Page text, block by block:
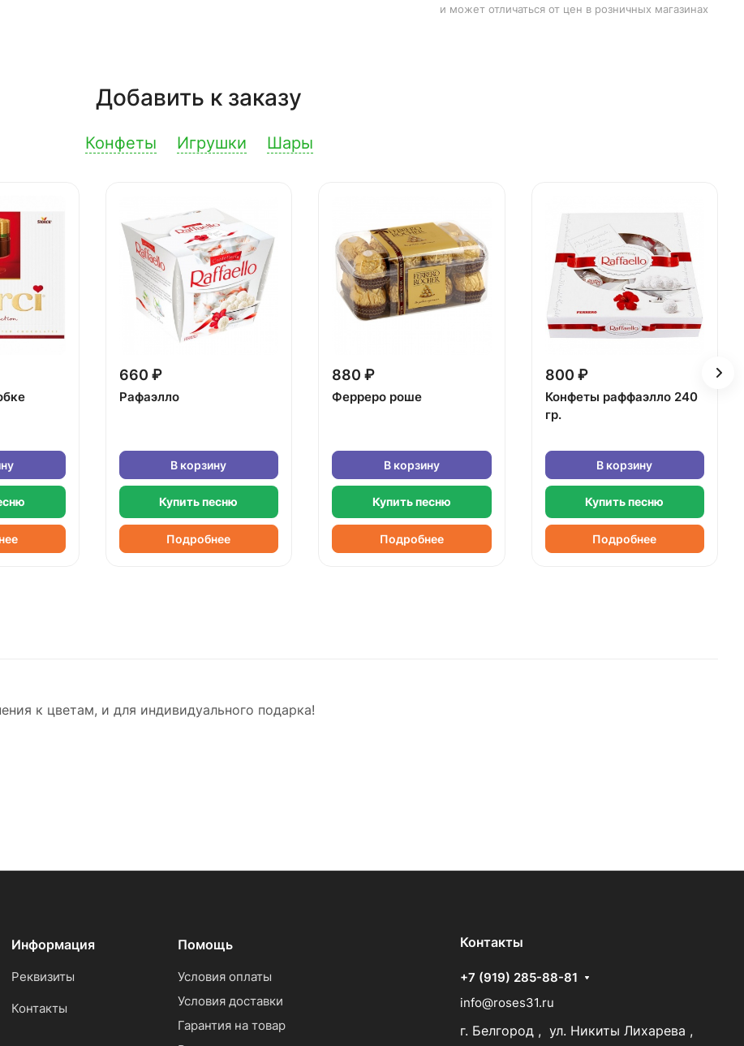
и может отличаться от цен в розничных магазинах
Добавить к заказу
Конфеты Игрушки Шары
660 ₽
Рафаэлло
В корзину
Купить песню
Подробнее
880 ₽
Ферреро роше
В корзину
Купить песню
Подробнее
800 ₽
Конфеты раффаэлло 240
гр.
В корзину
Купить песню
Подробнее
к цветам, и для индивидуального подарка!
Информация
Реквизиты
Контакты
Помощь
Условия оплаты
Условия доставки
Гарантия на товар
Контакты
+7 (919) 285-88-81
info@roses31.ru
г. Белгород , ул. Никиты Лихарева ,